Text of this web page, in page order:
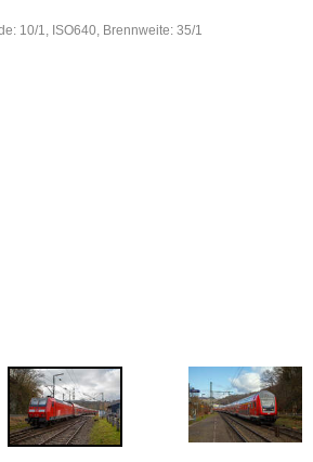
10/1, ISO640, Brennweite: 35/1